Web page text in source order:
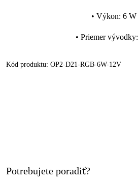
• Výkon: 6 W
• Priemer vývodky:
Kód produktu: OP2-D21-RGB-6W-12V
Potrebujete poradiť?